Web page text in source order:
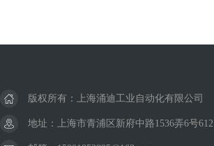
版权所有：上海涌迪工业自动化有限公司
地址：上海市青浦区新府中路1536弄6号612